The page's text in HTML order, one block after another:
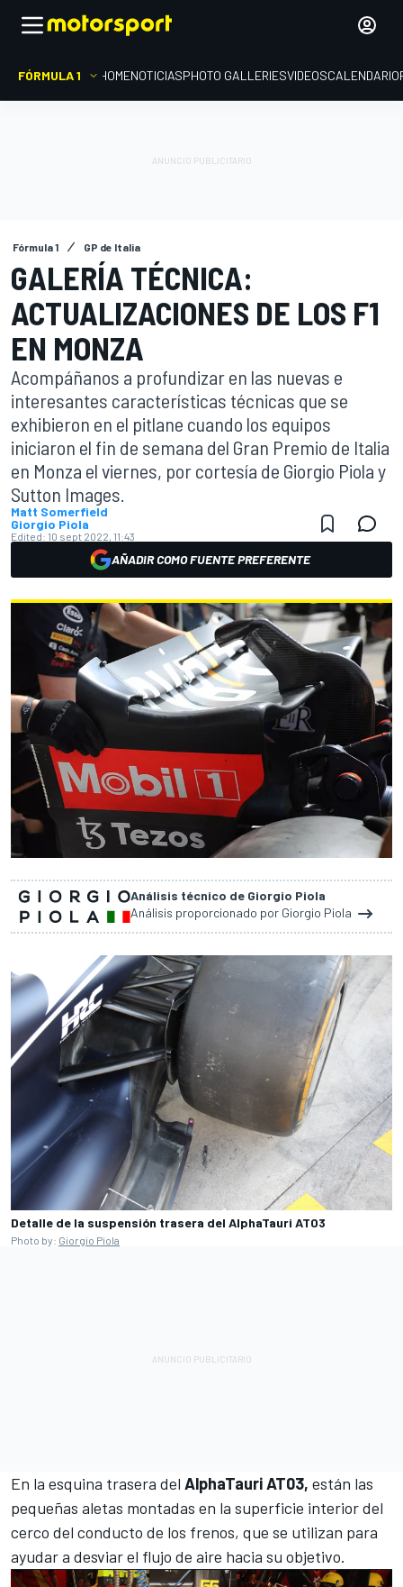
FÓRMULA 1 HOMENOTICIASPHOTO GALLERIESVIDEOSCALENDARIO
Fórmula 1 GP de Italia
GALERÍA TÉCNICA:
ACTUALIZACIONES DE LOS F1
EN MONZA
Acompáñanos a profundizar en las nuevas e
interesantes características técnicas que se
exhibieron en el pitlane cuando los equipos
iniciaron el fin de semana del Gran Premio de Italia
en Monza el viernes, por cortesía de Giorgio Piola y
Sutton Images.
Matt Somerfield
Giorgio Piola
Edited: 10 sept 2022, 11:43
AÑADIR COMO FUENTE PREFERENTE
Análisis técnico de Giorgio Piola
Análisis proporcionado por Giorgio Piola
Detalle de la suspensión trasera del AlphaTauri AT03
Photo by: Giorgio Piola
En la esquina trasera del AlphaTauri AT03, están las
pequeñas aletas montadas en la superficie interior del
cerco del conducto de los frenos, que se utilizan para
ayudar a desviar el flujo de aire hacia su objetivo.